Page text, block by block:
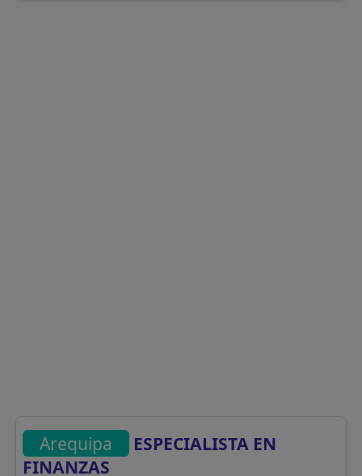
Arequipa
ESPECIALISTA EN
FINANZAS